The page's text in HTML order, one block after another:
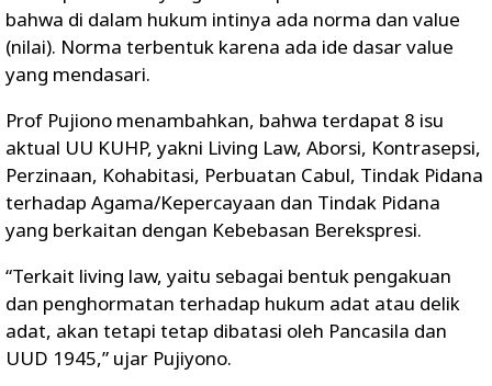
bahwa di dalam hukum intinya ada norma dan value
(nilai). Norma terbentuk karena ada ide dasar value
yang mendasari.
Prof Pujiono menambahkan, bahwa terdapat 8 isu
aktual UU KUHP, yakni Living Law, Aborsi, Kontrasepsi,
Perzinaan, Kohabitasi, Perbuatan Cabul, Tindak Pidana
terhadap Agama/Kepercayaan dan Tindak Pidana
yang berkaitan dengan Kebebasan Berekspresi.
“Terkait living law, yaitu sebagai bentuk pengakuan
dan penghormatan terhadap hukum adat atau delik
adat, akan tetapi tetap dibatasi oleh Pancasila dan
UUD 1945,” ujar Pujiyono.